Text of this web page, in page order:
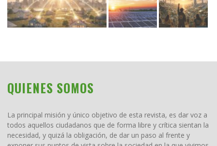
QUIENES SOMOS
La principal misión y único objetivo de esta revista, es dar voz a
todos aquellos ciudadanos que de forma libre y crítica sientan la
necesidad, y quizá la obligación, de dar un paso al frente y